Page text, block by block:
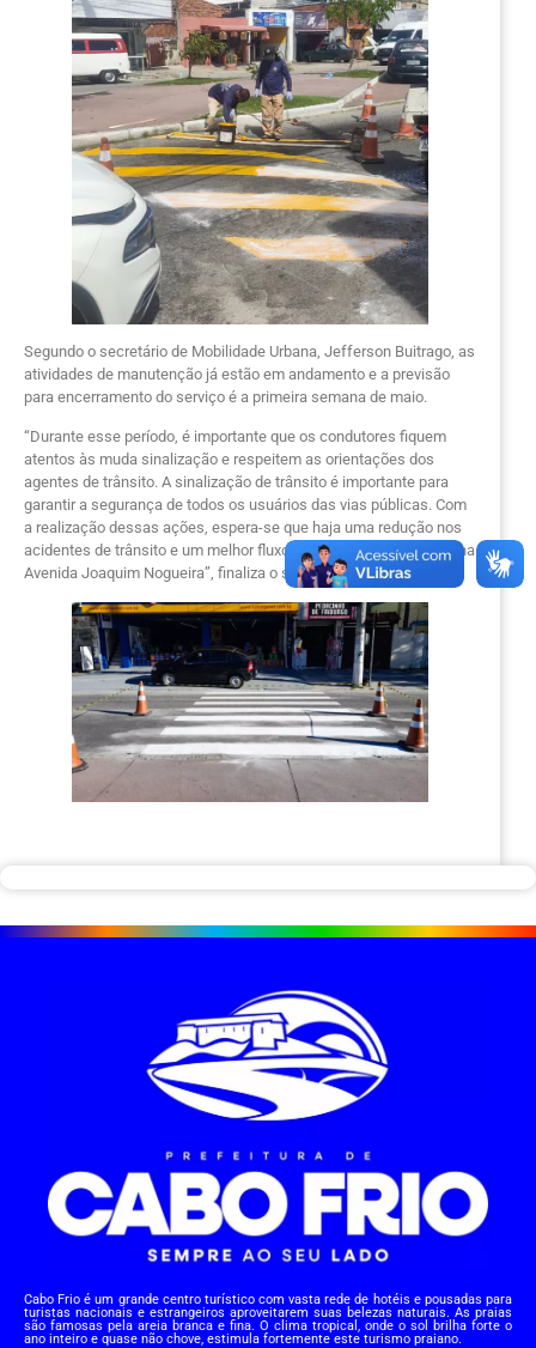
Segundo o secretário de Mobilidade Urbana, Jefferson Buitrago, as
atividades de manutenção já estão em andamento e a previsão
para encerramento do serviço é a primeira semana de maio.
“Durante esse período, é importante que os condutores fiquem
atentos às muda sinalização e respeitem as orientações dos
agentes de trânsito. A sinalização de trânsito é importante para
garantir a segurança de todos os usuários das vias públicas. Com
a realização dessas ações, espera-se que haja uma redução nos
acidentes de trânsito e um melhor fluxo de pedestres e ciclistas na
Avenida Joaquim Nogueira”, finaliza o secretário.
Cabo Frio é um grande centro turístico com vasta rede de hotéis e pousadas para
turistas nacionais e estrangeiros aproveitarem suas belezas naturais. As praias
são famosas pela areia branca e fina. O clima tropical, onde o sol brilha forte o
ano inteiro e quase não chove, estimula fortemente este turismo praiano.